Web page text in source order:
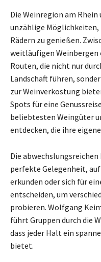
Die Weinregion am
unzählige Möglichkeiten,
Rädern zu genießen.
weitläufigen Weinbergen
Routen, die nicht nur
Landschaft führen,
zur Weinverkostung
Spots für eine
beliebtesten Weingüter
entdecken, die ihre
Die
perfekte Gelegenheit,
erkunden oder sich für
entscheiden, um
probieren. Wolfgang
führt Gruppen durch die
dass jeder Halt ein
bietet.